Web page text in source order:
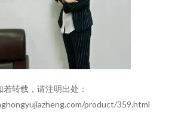
若转载，请注明出处：
product/359.html